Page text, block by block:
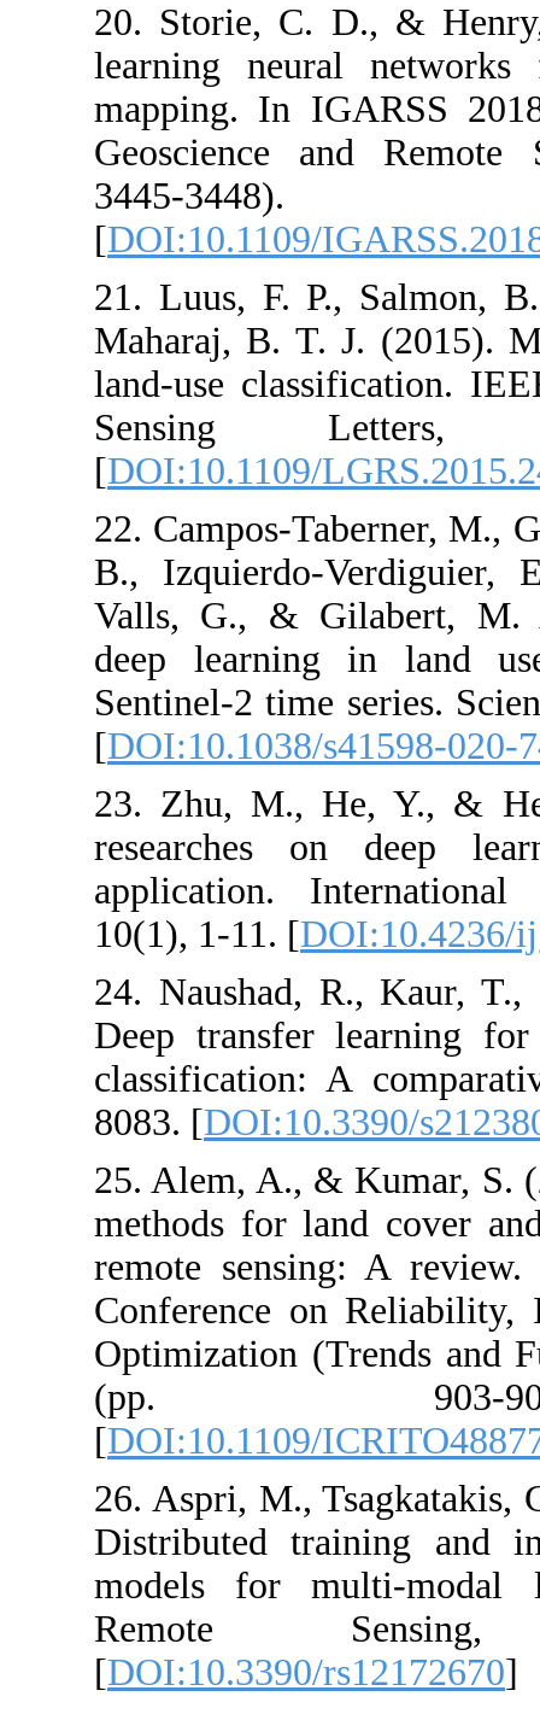
20. Storie, C.
learning
mapping. In
Geoscience
[DOI:10.1109/
21. Luus, F.
Maharaj, B.
land-use
Sensing
[DOI:10.1109/
22. Campos-
B., Izquierdo-
Valls, G., &
deep
Sentinel-2
[DOI:10.1038/
23. Zhu, M.,
researches
application.
10(1), 1-11. [
24. Naushad,
Deep
classification:
8083. [
25. Alem, A.,
methods for
remote
Conference
Optimization
(pp.
[DOI:10.1109/
26. Aspri, M.,
Distributed
models for
Remote
[DOI:10.3390/